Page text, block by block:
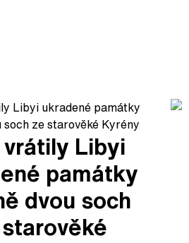
vrátily Libyi
památky
dvou soch